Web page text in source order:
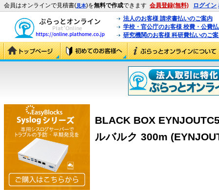
会員はオンラインで見積書(見本)を無料で作成できます 会員登録(無料) ログイン
法人のお客様 請求書払いのご案内
学校・官公庁のお客様 校費・公費
研究機関のお客様 科研費払いのご
BLACK BOX
ルバルク 300m